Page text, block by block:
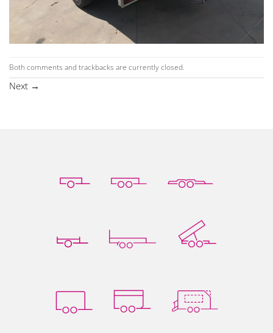
Both comments and trackbacks are currently closed.
Next →